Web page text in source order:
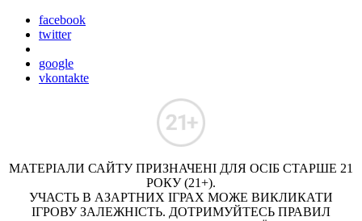
facebook
twitter
google
vkontakte
МАТЕРІАЛИ САЙТУ ПРИЗНАЧЕНІ ДЛЯ ОСІБ СТАРШЕ 21
РОКУ (21+).
УЧАСТЬ В АЗАРТНИХ ІГРАХ МОЖЕ ВИКЛИКАТИ
ІГРОВУ ЗАЛЕЖНІСТЬ. ДОТРИМУЙТЕСЬ ПРАВИЛ